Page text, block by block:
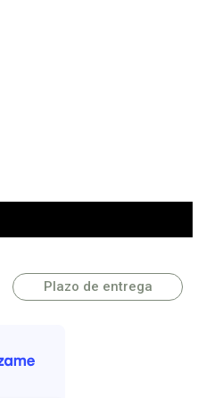
Plazo de entrega